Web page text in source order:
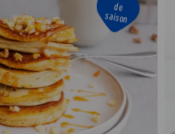
de
saison